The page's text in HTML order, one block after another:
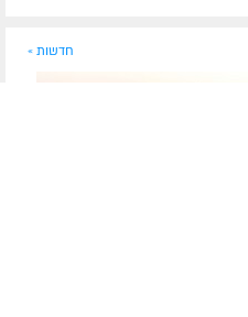
חדשות »